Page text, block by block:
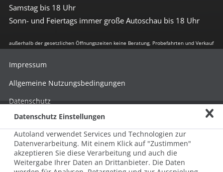
Samstag bis 18 Uhr
Sonn- und Feiertags immer große Autoschau bis 18 Uhr
außerhalb der gesetzlichen Öffnungszeiten keine Beratung, Probefahrten und Verkauf
© 2026 AUTOLAND 24 SE & Co. Betriebs KG
Impressum
Allgemeine Nutzungsbedingungen
Datenschutz
Hinweisgebersystem nach HinSchG
Beschwerde nach LkSG
Grundsatzerklärung zum LkSG
Datenschutz Einstellungen
Autoland verwendet Services und Technologien zur
Datenverarbeitung. Mit einem Klick auf "Zustimmen"
akzeptieren Sie diese Verarbeitung und auch die
Weitergabe Ihrer Daten an Drittanbieter. Die Daten